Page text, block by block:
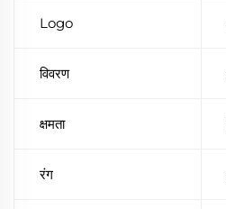
Logo
विवरण
क्षमता
रंग